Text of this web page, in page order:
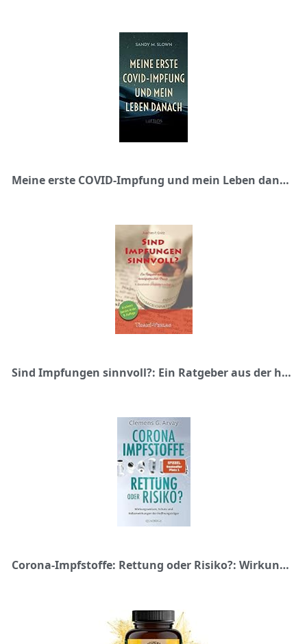
Meine erste COVID-Impfung und mein Leben danach: luftlos
Sind Impfungen sinnvoll?: Ein Ratgeber aus der homöopathischen Praxis
Corona-Impfstoffe: Rettung oder Risiko?: Wirkungsweisen, Schutz und Nebenwirkungen der Hoffnungsträger